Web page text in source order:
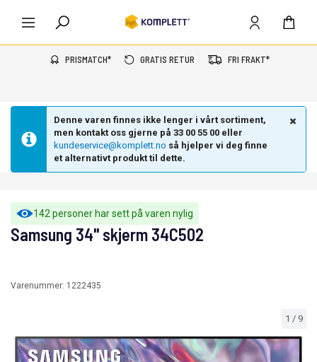
PRISMATCH* GRATIS RETUR FRI FRAKT*
Denne varen finnes ikke lenger i vårt sortiment,
men kontakt oss gjerne på 33 00 55 00 eller
kundeservice@komplett.no så hjelper vi deg finne
et alternativt produkt til dette.
142 personer har sett på varen nylig
1 / 9
Samsung 34" skjerm 34C502
Varenummer: 1222435